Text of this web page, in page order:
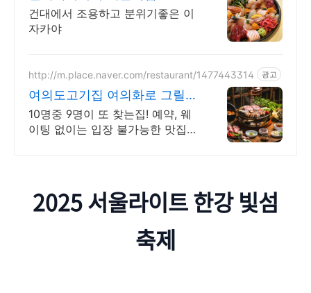
건대에서 조용하고 분위기좋은 이
자카야
http://m.place.naver.com/restaurant/1477443314 광고
여의도고기집 여의화로 그릴링
서비스, 대나무숲 힐링
10명중 9명이 또 찾는집! 예약, 웨
이팅 없이는 입장 불가능한 맛집
2025 서울라이트 한강 빛섬
축제